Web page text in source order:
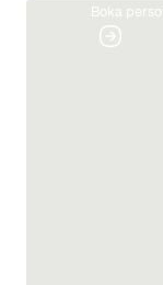
Boka